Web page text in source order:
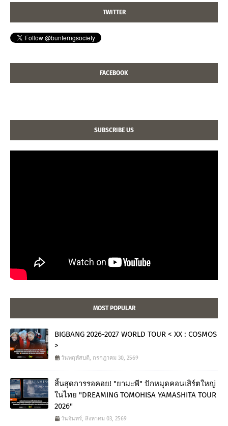
TWITTER
FACEBOOK
SUBSCRIBE US
MOST POPULAR
BIGBANG 2026-2027 WORLD TOUR < XX : COSMOS
>
วันพฤหัสบดี, กรกฎาคม 30, 2569
สิ้นสุดการรอคอย! "ยามะพี" ปักหมุดคอนเสิร์ตใหญ่
ในไทย "DREAMING TOMOHISA YAMASHITA TOUR
2026"
วันจันทร์, สิงหาคม 03, 2569